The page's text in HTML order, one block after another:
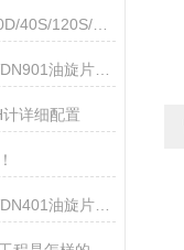
日本ULVAC DA-20D/60D/40S/120S/121D/241S膜片型干式真空泵技术参数
日本ULVAC VDN601/VDN901油旋片式真空泵
详细配置
日本ULVAC VDN301/VDN401油旋片式真空泵